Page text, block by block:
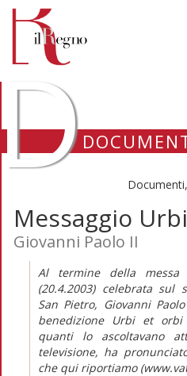
Messaggio
Giovanni Paolo II
Al termine della
(20.4.2003) celebrata sul
San Pietro, Giovanni
benedizione Urbi et
quanti lo ascoltavano
televisione, ha
che qui riportiamo